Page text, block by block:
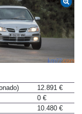
12.891 €
0 €
10.480 €